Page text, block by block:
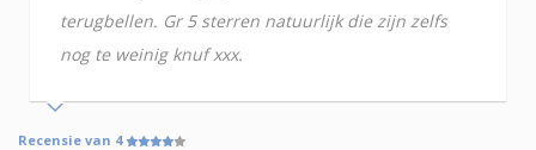
terugbellen. Gr 5 sterren natuurlijk die zijn zelfs
nog te weinig knuf xxx.
Recensie van 4